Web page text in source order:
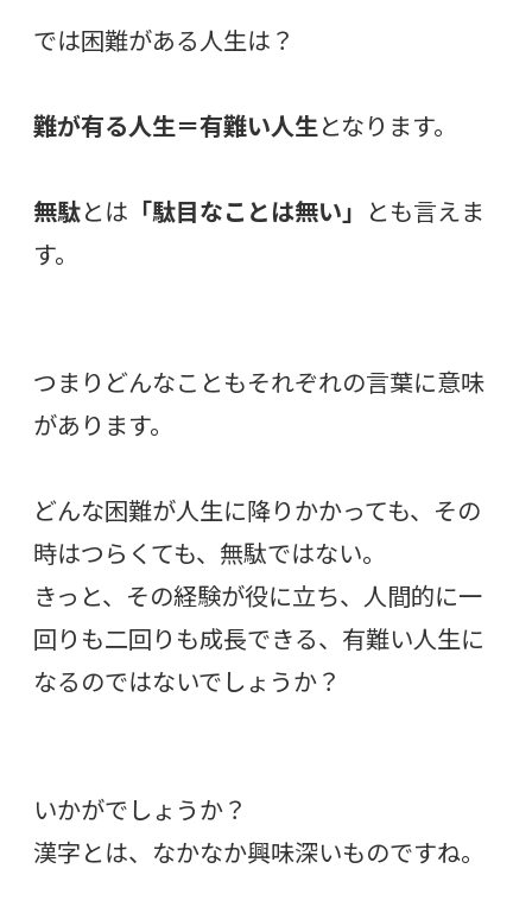
では困難がある人生は？
難が有る人生＝有難い人生 となります。
無駄とは 「駄目なことは無い」
とも言えま
す。
つまりどんなこともそれぞれの言葉に意味
があります。
どんな困難が人生に降りかかっても、その
時はつらくても、無駄ではない。
きっと、その経験が役に立ち、人間的に一
回りも二回りも成長できる、有難い人生に
なるのではないでしょうか？
いかがでしょうか？
漢字とは、なかなか興味深いものですね。